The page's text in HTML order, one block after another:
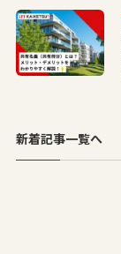
新着記事一覧へ